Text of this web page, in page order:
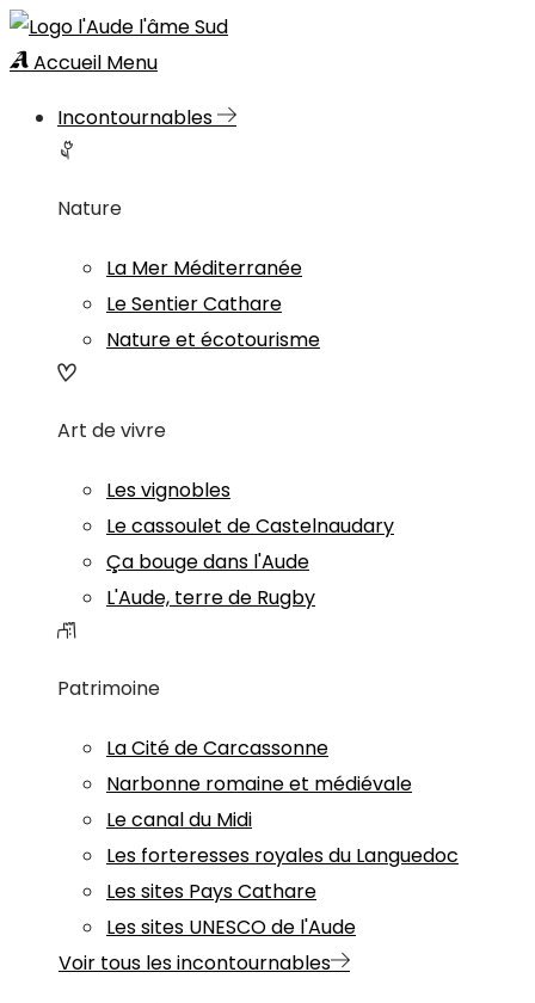
Accueil Menu
Incontournables
Nature
La Mer Méditerranée
Le Sentier Cathare
Nature et écotourisme
Art de vivre
Les vignobles
Le cassoulet de Castelnaudary
Ça bouge dans l'Aude
L'Aude, terre de Rugby
Patrimoine
La Cité de Carcassonne
Narbonne romaine et médiévale
Le canal du Midi
Les forteresses royales du Languedoc
Les sites Pays Cathare
Les sites UNESCO de l'Aude
Voir tous les incontournables